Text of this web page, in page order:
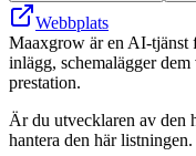
Webbplats
Maaxgrow är en AI-tjänst
inlägg, schemalägger
prestation.
Är du utvecklaren av den
hantera den här listningen.